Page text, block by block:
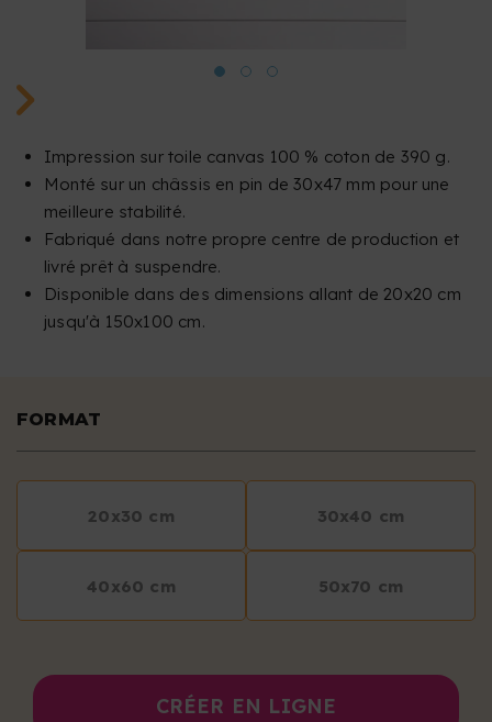
Impression sur toile canvas 100 % coton de 390 g.
Monté sur un châssis en pin de 30x47 mm pour une
meilleure stabilité.
Fabriqué dans notre propre centre de production et
livré prêt à suspendre.
Disponible dans des dimensions allant de 20x20 cm
jusqu'à 150x100 cm.
FORMAT
20x30 cm 30x40 cm
40x60 cm 50x70 cm
CRÉER EN LIGNE